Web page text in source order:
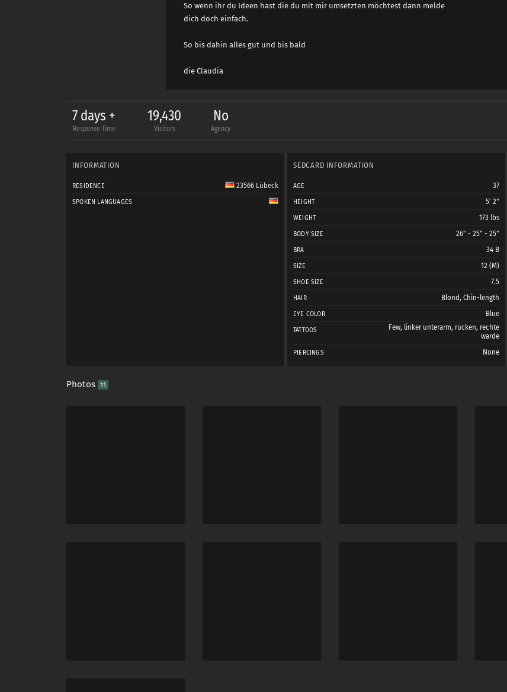
So wenn ihr du Ideen hast die du mit mir umsetzten möchtest dann melde
dich doch einfach.
So bis dahin alles gut und bis bald
die Claudia
7 days +
Response Time
19,430
Visitors
No
Agency
INFORMATION
RESIDENCE 23566 Lübeck
SPOKEN LANGUAGES
SEDCARD INFORMATION
AGE 37
HEIGHT 5' 2"
WEIGHT 173 lbs
BODY SIZE 26" - 25" - 25"
BRA 34 B
SIZE 12 (M)
SHOE SIZE 7.5
HAIR Blond, Chin-length
EYE COLOR Blue
TATTOOS
Few, linker unterarm, rücken, rechte
warde
PIERCINGS None
Photos 11